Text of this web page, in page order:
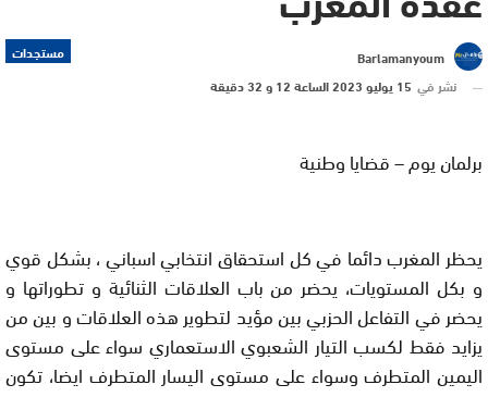
مستجدات
Barlamanyoum
نشر في 15 يوليو 2023 الساعة 12 و 32 دقيقة
برلمان يوم – قضايا وطنية
يحظر المغرب دائما في كل استحقاق انتخابي اسباني ، بشكل قوي
و بكل المستويات، يحضر من باب العلاقات الثنائية و تطوراتها و
يحضر في التفاعل الحزبي بين مؤيد لتطوير هذه العلاقات و بين من
يزايد فقط لكسب التيار الشعبوي الاستعماري سواء على مستوى
اليمين المتطرف وسواء على مستوى اليسار المتطرف ايضا، تكون